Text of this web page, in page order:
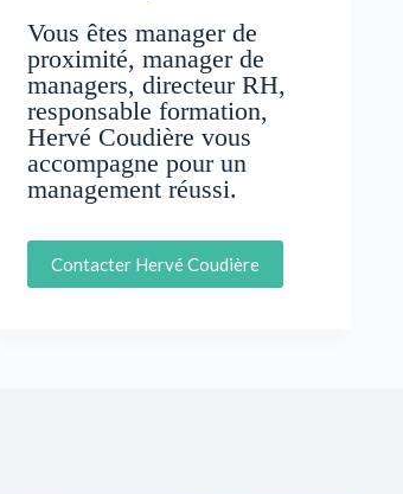
Vous êtes manager de
proximité, manager de
managers, directeur RH,
responsable formation,
Hervé Coudière vous
accompagne pour un
management réussi.